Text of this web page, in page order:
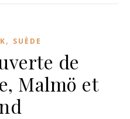
, SUÈDE
de
Malmö et